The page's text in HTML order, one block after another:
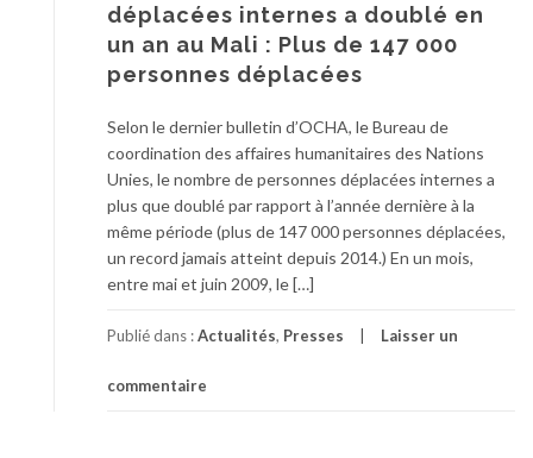
déplacées internes a doublé en
un an au Mali : Plus de 147 000
personnes déplacées
Selon le dernier bulletin d’OCHA, le Bureau de
coordination des affaires humanitaires des Nations
Unies, le nombre de personnes déplacées internes a
plus que doublé par rapport à l’année dernière à la
même période (plus de 147 000 personnes déplacées,
un record jamais atteint depuis 2014.) En un mois,
entre mai et juin 2009, le […]
Publié dans :Actualités, Presses Laisser un
commentaire